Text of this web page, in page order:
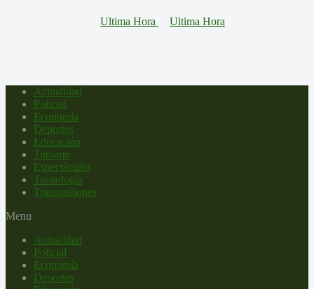
Actualidad
Policial
Economía
Deportes
Educación
Turismo
Espectáculos
Tecnología
Transmisiones
Menu
Actualidad
Policial
Economía
Deportes